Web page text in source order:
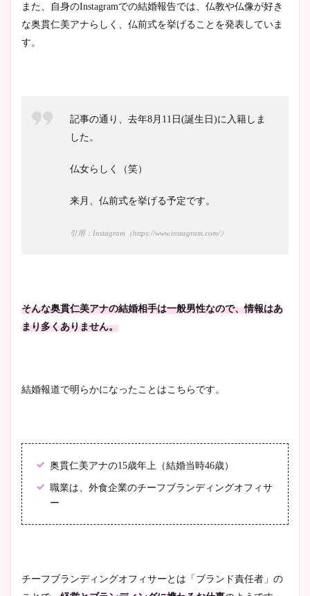
また、自身のInstagramでの結婚報告では、仏教や仏像が好き
な奥貫仁美アナらしく、仏前式を挙げることを発表していま
す。
記事の通り、去年8月11日(誕生日)に入籍しま
した。
仏女らしく（笑）
来月、仏前式を挙げる予定です。
引用：Instagram（https://www.instagram.com/）
そんな奥貫仁美アナの結婚相手は一般男性なので、情報はあ
まり多くありません。
結婚報道で明らかになったことはこちらです。
奥貫仁美アナの15歳年上（結婚当時46歳）
職業は、外食企業のチーフブランディングオフィサ
ー
チーフブランディングオフィサーとは「ブランド責任者」の